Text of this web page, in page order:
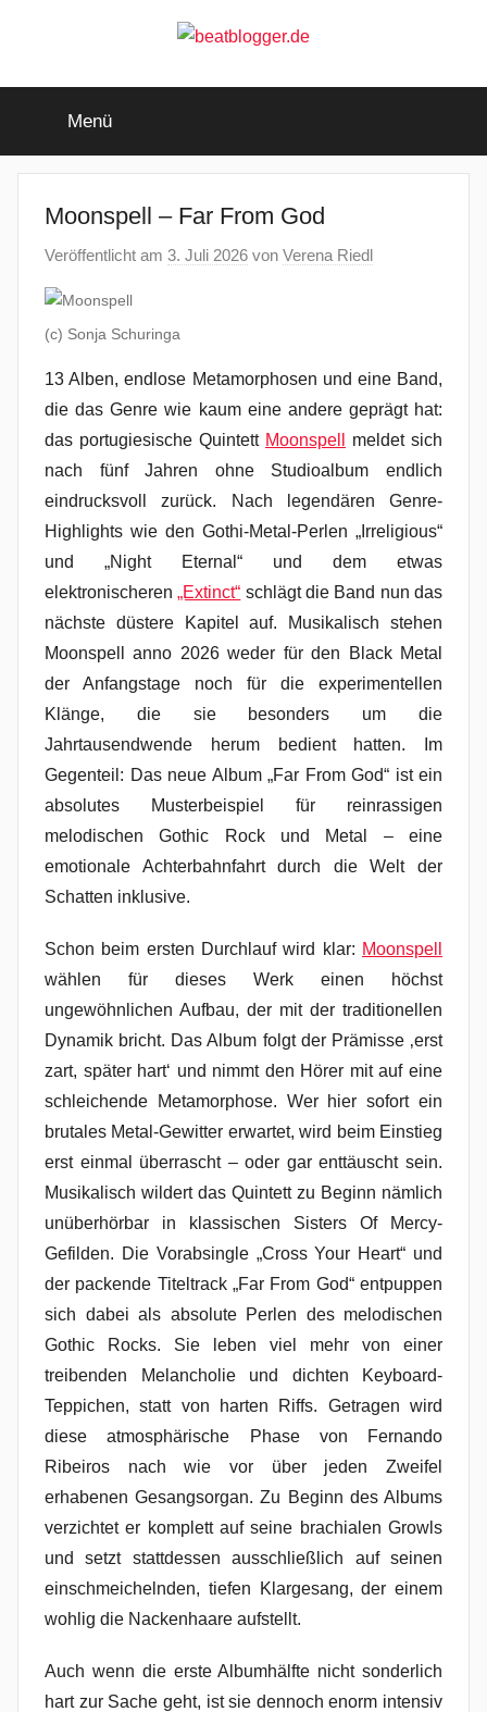
beatblogger.de
beat
goes
Menü
Moonspell – Far From God
Veröffentlicht am 3. Juli 2026 von Verena Riedl
(c) Sonja Schuringa
13 Alben, endlose Metamorphosen und eine Band,
die das Genre wie kaum eine andere geprägt hat:
das portugiesische Quintett Moonspell
meldet sich
nach fünf Jahren ohne Studioalbum endlich
eindrucksvoll zurück. Nach legendären Genre-
Highlights wie den Gothi-Metal-Perlen „Irreligious“
und „Night Eternal“ und dem etwas
elektronischeren„Extinct“ schlägt die Band nun das
nächste düstere Kapitel auf. Musikalisch stehen
Moonspell anno 2026 weder für den Black Metal
der Anfangstage noch für die experimentellen
Klänge, die sie besonders um die
Jahrtausendwende herum bedient hatten. Im
Gegenteil: Das neue Album „Far From God“ ist ein
absolutes Musterbeispiel für reinrassigen
melodischen Gothic Rock und Metal – eine
emotionale Achterbahnfahrt durch die Welt der
Schatten inklusive.
Schon beim ersten Durchlauf wird klar: Moonspell
wählen für dieses Werk einen höchst
ungewöhnlichen Aufbau, der mit der traditionellen
Dynamik bricht. Das Album folgt der Prämisse ‚erst
zart, später hart‘ und nimmt den Hörer mit auf eine
schleichende Metamorphose. Wer hier sofort ein
brutales Metal-Gewitter erwartet, wird beim Einstieg
erst einmal überrascht – oder gar enttäuscht sein.
Musikalisch wildert das Quintett zu Beginn nämlich
unüberhörbar in klassischen Sisters Of Mercy-
Gefilden. Die Vorabsingle „Cross Your Heart“ und
der packende Titeltrack „Far From God“ entpuppen
sich dabei als absolute Perlen des melodischen
Gothic Rocks. Sie leben viel mehr von einer
treibenden Melancholie und dichten Keyboard-
Teppichen, statt von harten Riffs. Getragen wird
diese atmosphärische Phase von Fernando
Ribeiros nach wie vor über jeden Zweifel
erhabenen Gesangsorgan. Zu Beginn des Albums
verzichtet er komplett auf seine brachialen Growls
und setzt stattdessen ausschließlich auf seinen
einschmeichelnden, tiefen Klargesang, der einem
wohlig die Nackenhaare aufstellt.
Auch wenn die erste Albumhälfte nicht sonderlich
hart zur Sache geht, ist sie dennoch enorm intensiv